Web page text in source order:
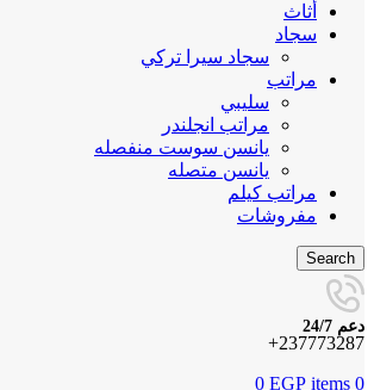
أثاث
سجاد
سجاد سيرا تركي
مراتب
سليبي
مراتب انجلندر
يانسن سوست منفصله
يانسن متصله
مراتب كيلم
مفروشات
Search
دعم 24/7
237773287+
0
items
0 EGP